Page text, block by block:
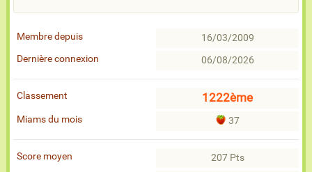
Membre depuis
16/03/2009
Dernière connexion
06/08/2026
Classement 1222ème
Miams du mois 37
Score moyen
207 Pts